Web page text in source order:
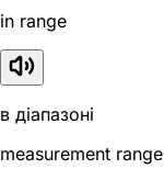
in range
в діапазоні
measurement range